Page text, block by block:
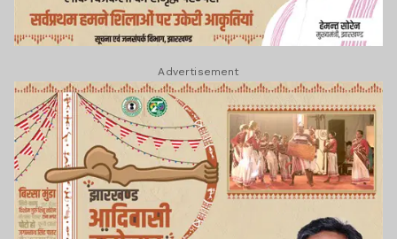
Advertisement